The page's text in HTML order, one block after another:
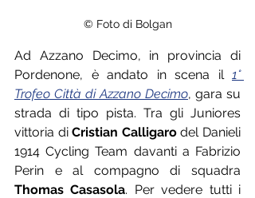
© Foto di Bolgan
Ad Azzano Decimo, in provincia di
Pordenone, è andato in scena il 1°
Trofeo Città di Azzano Decimo, gara su
strada di tipo pista. Tra gli Juniores
vittoria di Cristian Calligaro del Danieli
1914 Cycling Team davanti a Fabrizio
Thomas Casasola. Per vedere tutti i